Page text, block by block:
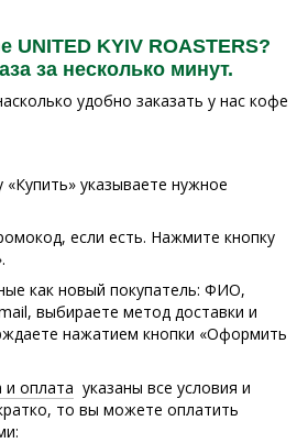
UNITED KYIV ROASTERS?
за несколько минут.
удобно заказать у нас кофе
указываете нужное
если есть. Нажмите кнопку
как новый покупатель: ФИО,
выбираете метод доставки и
нажатием кнопки «Оформить
и оплата указаны все условия и
то вы можете оплатить